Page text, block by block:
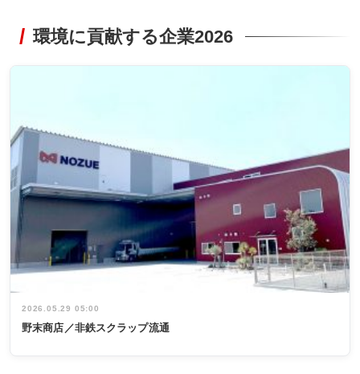
環境に貢献する企業2026
2026.05.29 05:00
野末商店／非鉄スクラップ流通